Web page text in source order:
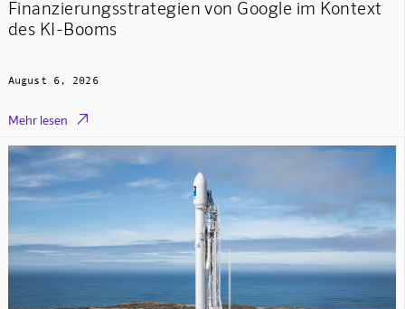
Finanzierungsstrategien von Google im Kontext
des KI-Booms
August 6, 2026
Mehr lesen 